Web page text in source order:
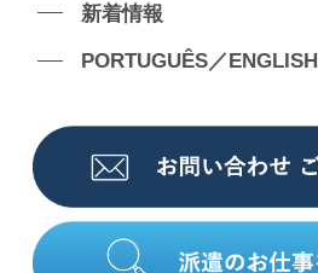
新着情報
PORTUGUÊS／ENGLISH